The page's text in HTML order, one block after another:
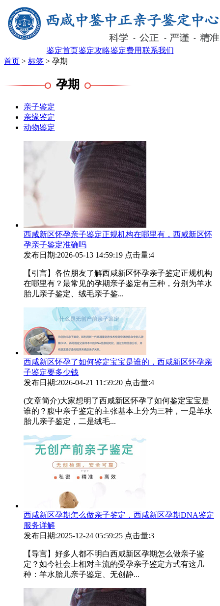
鉴定首页鉴定攻略鉴定费用 联系我们
首页 > 标签 > 孕期
孕期
亲子鉴定
亲缘鉴定
动物鉴定
西咸新区怀孕亲子鉴定正规机构在哪里有，西咸新区怀
孕亲子鉴定准确吗
发布日期:2026-05-13 14:59:19 点击量:4
【引言】各位朋友了解西咸新区怀孕亲子鉴定正规机构
在哪里有？最常见的孕期亲子鉴定有三种，分别为羊水
胎儿亲子鉴定、绒毛亲子鉴...
西咸新区怀孕了如何鉴定宝宝是谁的，西咸新区怀孕亲
子鉴定要多少钱
发布日期:2026-04-21 11:59:20 点击量:4
(文章简介)大家想明了西咸新区怀孕了如何鉴定宝宝是
谁的？腹中亲子鉴定的主张基本上分为三种，一是羊水
胎儿亲子鉴定，二是绒毛...
西咸新区孕期怎么做亲子鉴定，西咸新区孕期DNA鉴定
服务详解
发布日期:2025-12-24 05:59:25 点击量:3
【导言】好多人都不明白西咸新区孕期怎么做亲子鉴
定？如今社会上相对主流的受孕亲子鉴定方式有这几
种：羊水胎儿亲子鉴定、无创静...